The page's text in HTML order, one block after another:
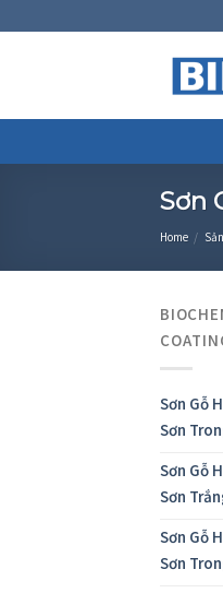
to
Sơn
Home /
Sơn Gỗ
Sơn
Sơn Gỗ
Sơn
Sơn Gỗ
Sơn